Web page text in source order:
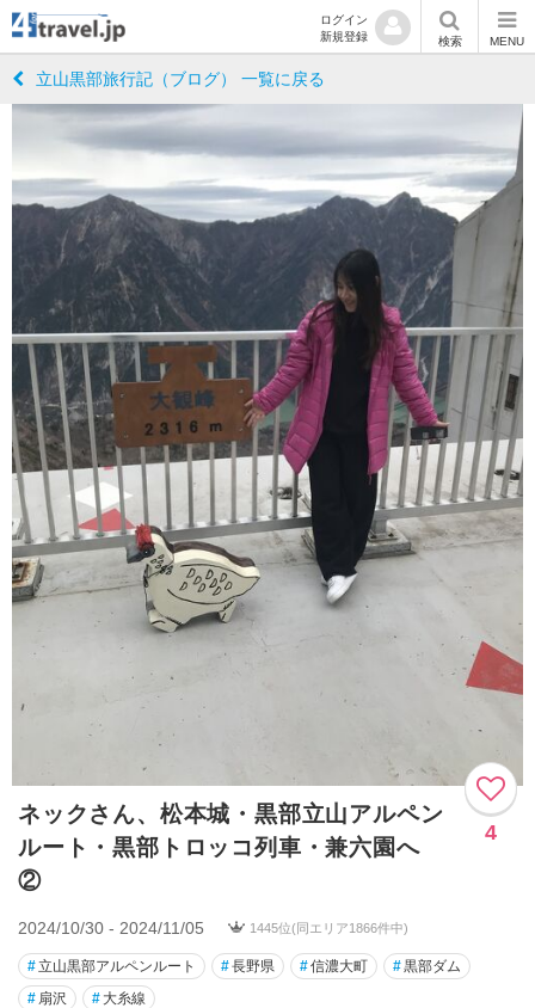
ログイン
新規登録
検索 MENU
立山黒部旅行記（ブログ） 一覧に戻る
ネックさん、松本城・黒部立山アルペン
ルート・黒部トロッコ列車・兼六園へ
②
4
2024/10/30 - 2024/11/05 1445位(同エリア1866件中)
#立山黒部アルペンルート #長野県 #信濃大町 #黒部ダム
# 扇沢 # 大糸線